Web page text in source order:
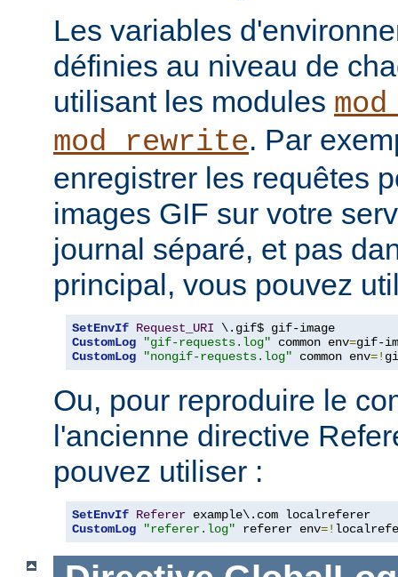
Les variables
définies au niveau de
utilisant les modules
mod_rewrite. Par
enregistrer les requêtes
images GIF sur votre
journal séparé, et pas
principal, vous pouvez
SetEnvIf Request_URI
CustomLog
"gif-requests.log" common env=
CustomLog
"nongif-requests.log" common env=!
Ou, pour reproduire le
l'ancienne directive
pouvez utiliser :
SetEnvIf Referer
CustomLog
"referer.log" referer env=!